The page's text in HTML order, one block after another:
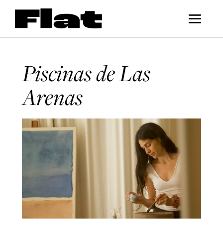
Piscinas de Las
Arenas